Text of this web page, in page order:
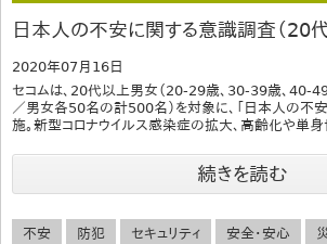
日本人の不安に関する意識調査（20
2020年07月16日
セコムは、20代以上男女（20-29歳、30-39歳、40-
／男女各50名の計500名）を対象に、「日本人の不
施。新型コロナウイルス感染症の拡大、高齢化や単
続きを読む
不安 防犯 セキュリティ 安全・安心